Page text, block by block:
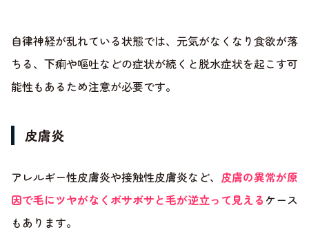
自律神経が乱れている状態では、元気がなくなり食欲が落
ちる、下痢や嘔吐などの症状が続くと脱水症状を起こす可
能性もあるため注意が必要です。
皮膚炎
アレルギー性皮膚炎や接触性皮膚炎など、 皮膚の異常が原
因で毛にツヤがなくボサボサと毛が逆立って見える ケース
もあります。